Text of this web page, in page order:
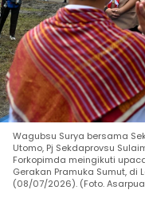
Wagubsu Surya bersama
Utomo, Pj Sekdaprovsu
Forkopimda meingikuti
Gerakan Pramuka Sumut, di
(08/07/2026). (Foto.